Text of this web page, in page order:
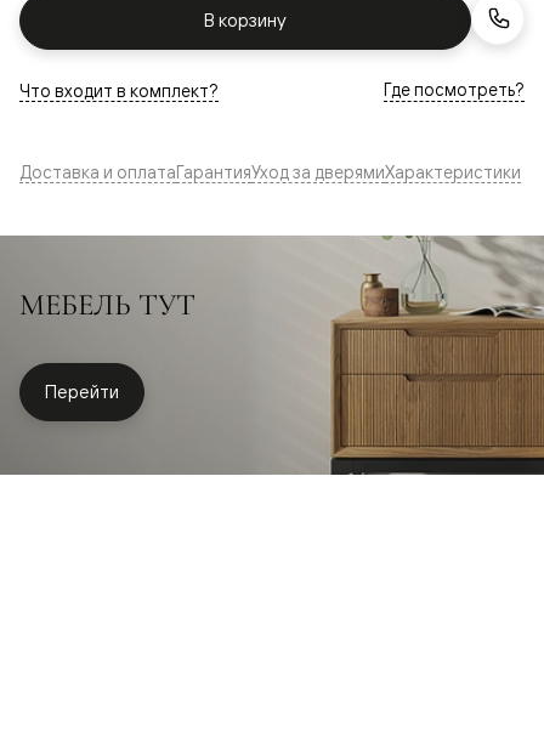
В корзину
Что входит в комплект? Где посмотреть?
Доставка и оплатаГарантияУход за дверямиХарактеристики
МЕБЕЛЬ ТУТ
Перейти